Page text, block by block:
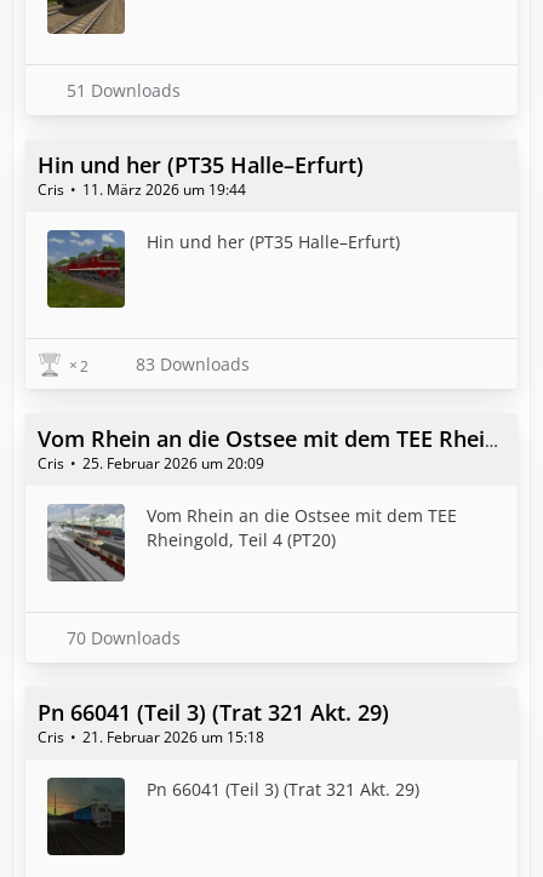
51 Downloads
Hin und her (PT35 Halle–Erfurt)
Cris 11. März 2026 um 19:44
Hin und her (PT35 Halle–Erfurt)
2 83 Downloads
Vom Rhein an die Ostsee mit dem TEE Rheingold, Teil 4 (PT20)
Cris 25. Februar 2026 um 20:09
Vom Rhein an die Ostsee mit dem TEE
Rheingold, Teil 4 (PT20)
70 Downloads
Pn 66041 (Teil 3) (Trat 321 Akt. 29)
Cris 21. Februar 2026 um 15:18
Pn 66041 (Teil 3) (Trat 321 Akt. 29)